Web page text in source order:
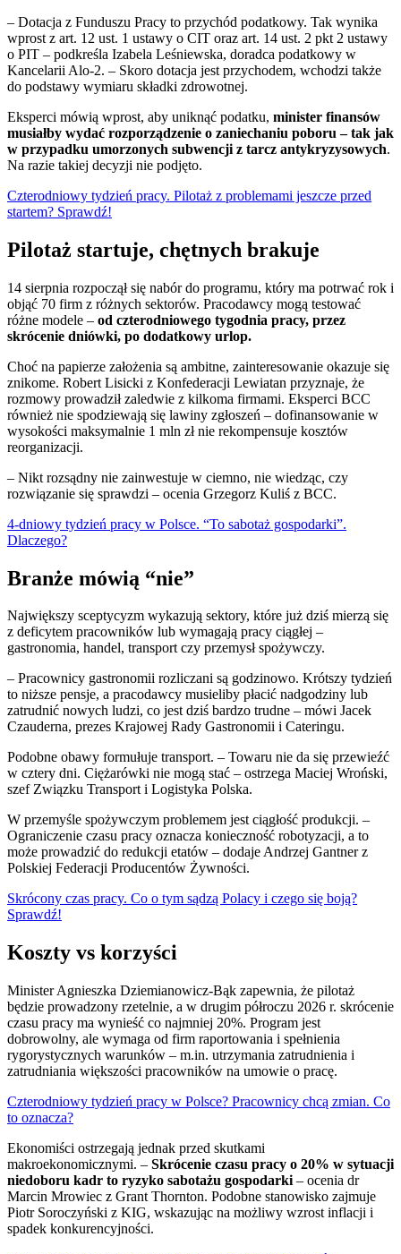
– Dotacja z Funduszu Pracy to przychód podatkowy. Tak wynika
wprost z art. 12 ust. 1 ustawy o CIT oraz art. 14 ust. 2 pkt 2 ustawy
o PIT – podkreśla Izabela Leśniewska, doradca podatkowy w
Kancelarii Alo-2. – Skoro dotacja jest przychodem, wchodzi także
do podstawy wymiaru składki zdrowotnej.
Eksperci mówią wprost, aby uniknąć podatku, minister finansów
musiałby wydać rozporządzenie o zaniechaniu poboru – tak jak
w przypadku umorzonych subwencji z tarcz antykryzysowych.
Na razie takiej decyzji nie podjęto.
Czterodniowy tydzień pracy. Pilotaż z problemami jeszcze przed
startem? Sprawdź!
Pilotaż startuje, chętnych brakuje
14 sierpnia rozpoczął się nabór do programu, który ma potrwać rok i
objąć 70 firm z różnych sektorów. Pracodawcy mogą testować
różne modele – od czterodniowego tygodnia pracy, przez
skrócenie dniówki, po dodatkowy urlop.
Choć na papierze założenia są ambitne, zainteresowanie okazuje się
znikome. Robert Lisicki z Konfederacji Lewiatan przyznaje, że
rozmowy prowadził zaledwie z kilkoma firmami. Eksperci BCC
również nie spodziewają się lawiny zgłoszeń – dofinansowanie w
wysokości maksymalnie 1 mln zł nie rekompensuje kosztów
reorganizacji.
– Nikt rozsądny nie zainwestuje w ciemno, nie wiedząc, czy
rozwiązanie się sprawdzi – ocenia Grzegorz Kuliś z BCC.
4-dniowy tydzień pracy w Polsce. “To sabotaż gospodarki”.
Dlaczego?
Branże mówią “nie”
Największy sceptycyzm wykazują sektory, które już dziś mierzą się
z deficytem pracowników lub wymagają pracy ciągłej –
gastronomia, handel, transport czy przemysł spożywczy.
– Pracownicy gastronomii rozliczani są godzinowo. Krótszy tydzień
to niższe pensje, a pracodawcy musieliby płacić nadgodziny lub
zatrudnić nowych ludzi, co jest dziś bardzo trudne – mówi Jacek
Czauderna, prezes Krajowej Rady Gastronomii i Cateringu.
Podobne obawy formułuje transport. – Towaru nie da się przewieźć
w cztery dni. Ciężarówki nie mogą stać – ostrzega Maciej Wroński,
szef Związku Transport i Logistyka Polska.
W przemyśle spożywczym problemem jest ciągłość produkcji. –
Ograniczenie czasu pracy oznacza konieczność robotyzacji, a to
może prowadzić do redukcji etatów – dodaje Andrzej Gantner z
Polskiej Federacji Producentów Żywności.
Skrócony czas pracy. Co o tym sądzą Polacy i czego się boją?
Sprawdź!
Koszty vs korzyści
Minister Agnieszka Dziemianowicz-Bąk zapewnia, że pilotaż
będzie prowadzony rzetelnie, a w drugim półroczu 2026 r. skrócenie
czasu pracy ma wynieść co najmniej 20%. Program jest
dobrowolny, ale wymaga od firm raportowania i spełnienia
rygorystycznych warunków – m.in. utrzymania zatrudnienia i
zatrudniania większości pracowników na umowie o pracę.
Czterodniowy tydzień pracy w Polsce? Pracownicy chcą zmian. Co
to oznacza?
Ekonomiści ostrzegają jednak przed skutkami
makroekonomicznymi. – Skrócenie czasu pracy o 20% w sytuacji
niedoboru kadr to ryzyko sabotażu gospodarki – ocenia dr
Marcin Mrowiec z Grant Thornton. Podobne stanowisko zajmuje
Piotr Soroczyński z KIG, wskazując na możliwy wzrost inflacji i
spadek konkurencyjności.